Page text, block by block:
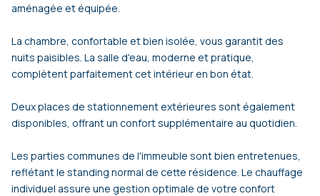
aménagée et équipée.
La chambre, confortable et bien isolée, vous garantit des
nuits paisibles. La salle d'eau, moderne et pratique,
complètent parfaitement cet intérieur en bon état.
Deux places de stationnement extérieures sont également
disponibles, offrant un confort supplémentaire au quotidien.
Les parties communes de l'immeuble sont bien entretenues,
reflétant le standing normal de cette résidence. Le chauffage
individuel assure une gestion optimale de votre confort